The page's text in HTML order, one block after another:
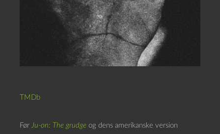
TMDb
Før Ju-on: The grudge og dens amerikanske version